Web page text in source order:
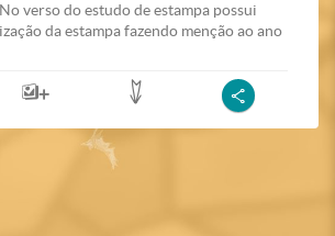
verso do estudo de estampa possui
da estampa fazendo menção ao ano